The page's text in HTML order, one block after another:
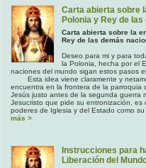
Carta abierta sobre
Polonia y Rey de
Carta abierta sobre la
Rey de las demás
Deseo para mi y para
la Polonia, hecha por el
naciones del mundo sigan estos pasos
Esta idea viene claramente y
encuentra en la frontera de la parroquia
Jesús justo antes de la segunda guerra
Jesucristo que pide su entronización,
poderes de Iglesia y del Estado como
más >
Instrucciones para
Liberación del